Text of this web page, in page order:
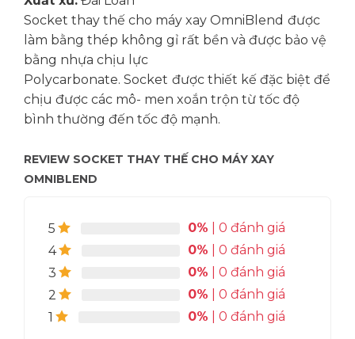
Socket thay thế cho máy xay OmniBlend được
làm bằng thép không gỉ rất bền và được bảo vệ
bằng nhựa chịu lực
Polycarbonate. Socket được thiết kế đặc biệt để
chịu được các mô- men xoắn trộn từ tốc độ
bình thường đến tốc độ mạnh.
REVIEW SOCKET THAY THẾ CHO MÁY XAY
OMNIBLEND
5 0% | 0 đánh giá
4
0% | 0 đánh giá
3
0% | 0 đánh giá
2
0% | 0 đánh giá
1
0% | 0 đánh giá